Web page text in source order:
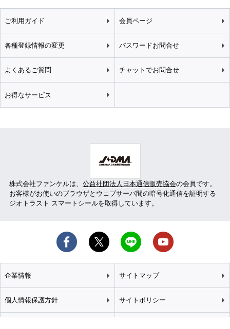
ご利用ガイド 会員ページ
各種登録情報の変更 パスワードお問合せ
よくあるご質問 チャットでお問合せ
お得なサービス
株式会社ファンケルは、 公益社団法人日本通信販売協会の会員です。
お客様がお使いのブラウザとウェブサーバ間の暗号化通信を証明する
ジオトラスト スマートシールを取得しています。
企業情報 サイトマップ
個人情報保護方針 サイトポリシー